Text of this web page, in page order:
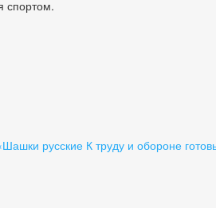
спортом.
русские К труду и обороне